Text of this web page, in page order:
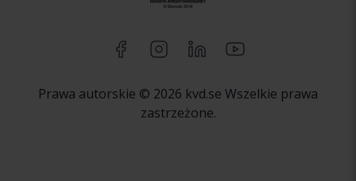
Prawa autorskie © 2026 kvd.se Wszelkie prawa
zastrzeżone.